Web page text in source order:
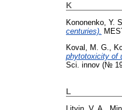
K
Kononenko, Y. S.
centuries).
Koval, M. G.
phytotoxicity of
Sci. innov (№
L